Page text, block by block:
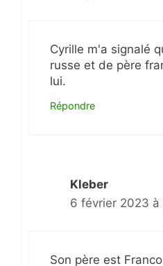
Cyrille m'a signalé
russe et de père
lui.
Répondre
Kleber
6 février 2023 à
Son père est